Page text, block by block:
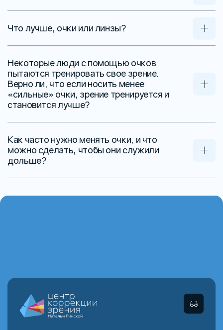
Что лучше, очки или линзы?
Некоторые люди с помощью очков
пытаются тренировать свое зрение.
Верно ли, что если носить менее
«сильные» очки, зрение тренируется и
становится лучше?
Как часто нужно менять очки, и что
можно сделать, чтобы они служили
дольше?